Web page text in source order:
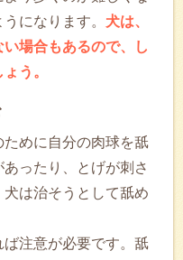
になります。 犬は、
場合もあるので、し
う。
めに自分の肉球を舐
ったり、とげが刺さ
は治そうとして舐め
注意が必要です。舐